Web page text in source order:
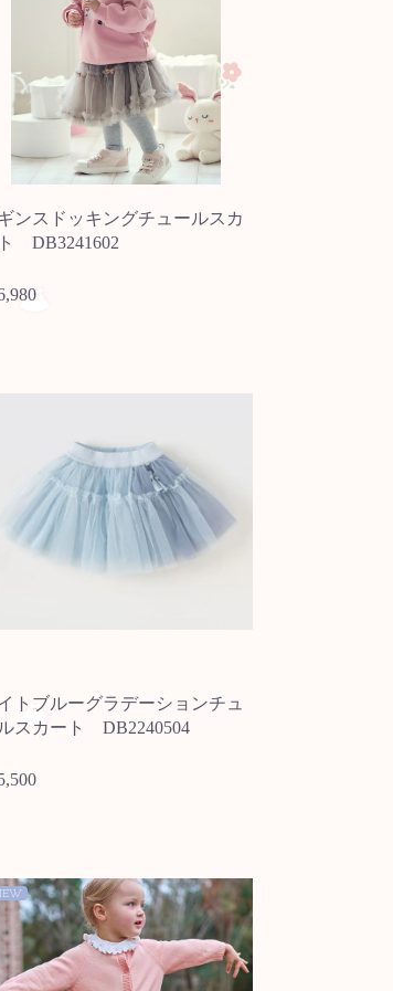
ンスドッキングチュールスカ
DB3241602
トブルーグラデーションチュ
スカート DB2240504